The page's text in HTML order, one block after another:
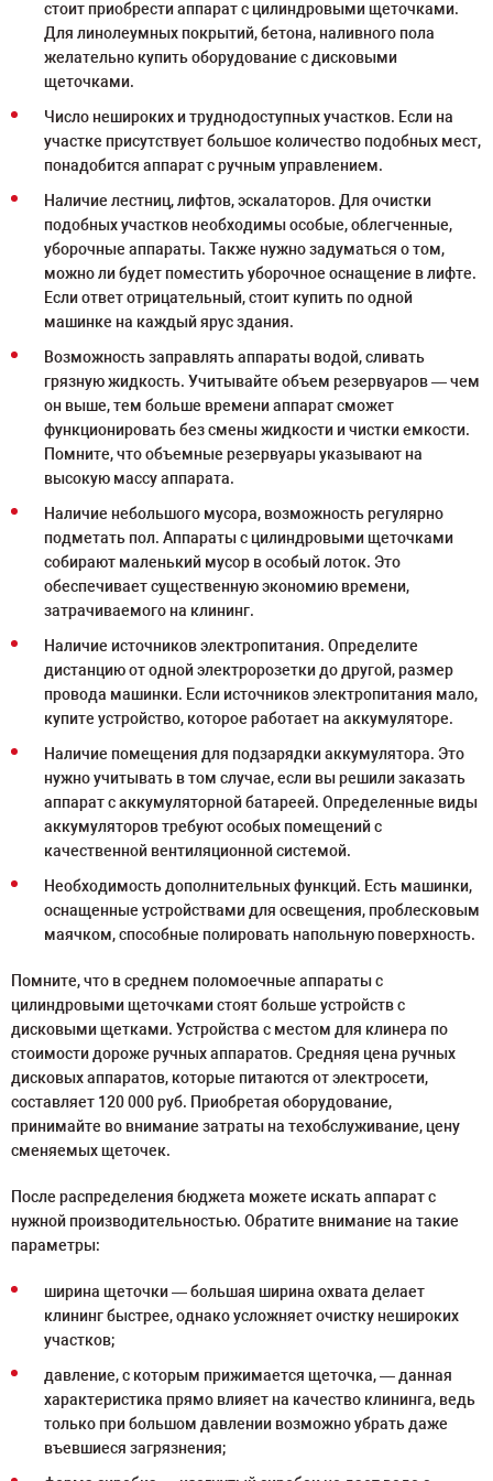
стоит приобрести аппарат с цилиндровыми щеточками.
Для линолеумных покрытий, бетона, наливного пола
желательно купить оборудование с дисковыми
щеточками.
Число нешироких и труднодоступных участков. Если на
участке присутствует большое количество подобных мест,
понадобится аппарат с ручным управлением.
Наличие лестниц, лифтов, эскалаторов. Для очистки
подобных участков необходимы особые, облегченные,
уборочные аппараты. Также нужно задуматься о том,
можно ли будет поместить уборочное оснащение в лифте.
Если ответ отрицательный, стоит купить по одной
машинке на каждый ярус здания.
Возможность заправлять аппараты водой, сливать
грязную жидкость. Учитывайте объем резервуаров ― чем
он выше, тем больше времени аппарат сможет
функционировать без смены жидкости и чистки емкости.
Помните, что объемные резервуары указывают на
высокую массу аппарата.
Наличие небольшого мусора, возможность регулярно
подметать пол. Аппараты с цилиндровыми щеточками
собирают маленький мусор в особый лоток. Это
обеспечивает существенную экономию времени,
затрачиваемого на клининг.
Наличие источников электропитания. Определите
дистанцию от одной электророзетки до другой, размер
провода машинки. Если источников электропитания мало,
купите устройство, которое работает на аккумуляторе.
Наличие помещения для подзарядки аккумулятора. Это
нужно учитывать в том случае, если вы решили заказать
аппарат с аккумуляторной батареей. Определенные виды
аккумуляторов требуют особых помещений с
качественной вентиляционной системой.
Необходимость дополнительных функций. Есть машинки,
оснащенные устройствами для освещения, проблесковым
маячком, способные полировать напольную поверхность.
Помните, что в среднем поломоечные аппараты с
цилиндровыми щеточками стоят больше устройств с
дисковыми щетками. Устройства с местом для клинера по
стоимости дороже ручных аппаратов. Средняя цена ручных
дисковых аппаратов, которые питаются от электросети,
составляет 120 000 руб. Приобретая оборудование,
принимайте во внимание затраты на техобслуживание, цену
сменяемых щеточек.
После распределения бюджета можете искать аппарат с
нужной производительностью. Обратите внимание на такие
параметры:
ширина щеточки ― большая ширина охвата делает
клининг быстрее, однако усложняет очистку нешироких
участков;
давление, с которым прижимается щеточка, ― данная
характеристика прямо влияет на качество клининга, ведь
только при большом давлении возможно убрать даже
въевшиеся загрязнения;